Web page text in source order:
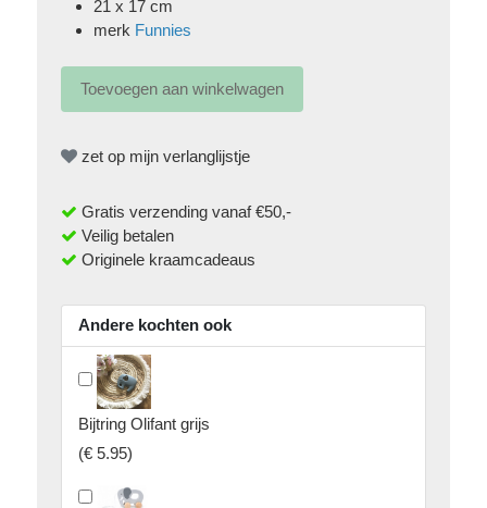
21 x 17 cm
merk Funnies
zet op mijn verlanglijstje
Gratis verzending vanaf €50,-
Veilig betalen
Originele kraamcadeaus
Andere kochten ook
Bijtring Olifant grijs
(€ 5.95)